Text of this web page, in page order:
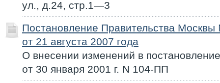
ул., д.24, стр.1—3
Постановление Правительства
от 21 августа 2007 года
О внесении изменений в
от 30 января 2001 г. N 104-ПП